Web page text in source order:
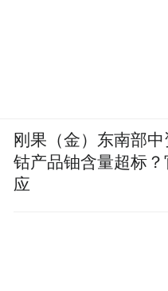
刚果（金）东南部中
钴产品铀含量超标？
应